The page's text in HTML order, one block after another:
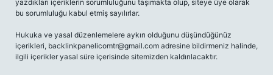
yazdıkları içeriklerin sorumluluğunu taşımakta olup, siteye üye olarak
bu sorumluluğu kabul etmiş sayılırlar.
Hukuka ve yasal düzenlemelere aykırı olduğunu düşündüğünüz
içerikleri, backlinkpanelicomtr@gmail.com adresine bildirmeniz halinde,
ilgili içerikler yasal süre içerisinde sitemizden kaldırılacaktır.